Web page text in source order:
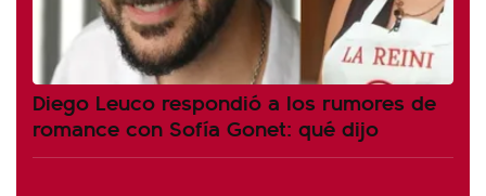
Diego Leuco respondió a los rumores de
romance con Sofía Gonet: qué dijo